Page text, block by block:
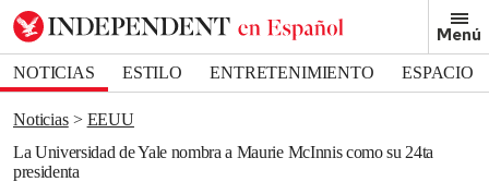
Menú
NOTICIAS ESTILO ENTRETENIMIENTO
ESPACIO
DEPORTES
Noticias
EEUU
La Universidad de Yale nombra a Maurie McInnis como su 24ta
presidenta
Bookmark popover
Removed from bookmarks
Close popover